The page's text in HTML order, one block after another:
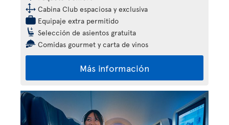
Cabina Club espaciosa y exclusiva
Equipaje extra permitido
Selección de asientos gratuita
Comidas gourmet y carta de vinos
Más información